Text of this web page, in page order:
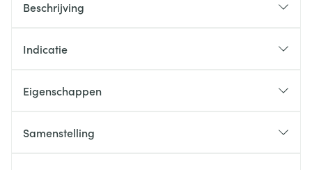
Beschrijving
Indicatie
Eigenschappen
Samenstelling